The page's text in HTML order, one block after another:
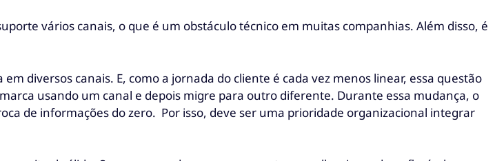
vários canais, o que é um obstáculo técnico em muitas companhias. Além disso, é
diversos canais. E, como a jornada do cliente é cada vez menos linear, essa questão
usando um canal e depois migre para outro diferente. Durante essa mudança, o
de informações do zero. Por isso, deve ser uma prioridade organizacional integrar